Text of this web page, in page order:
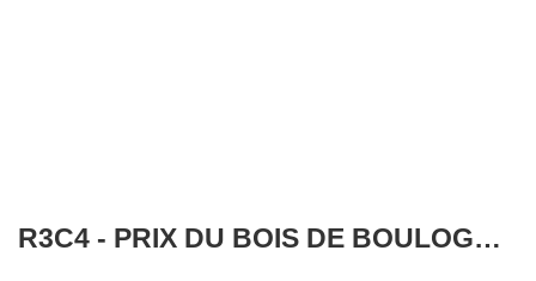
R3C4 - PRIX DU BOIS DE BOULOGNE - MERCREDI 08 JUILLET 2026